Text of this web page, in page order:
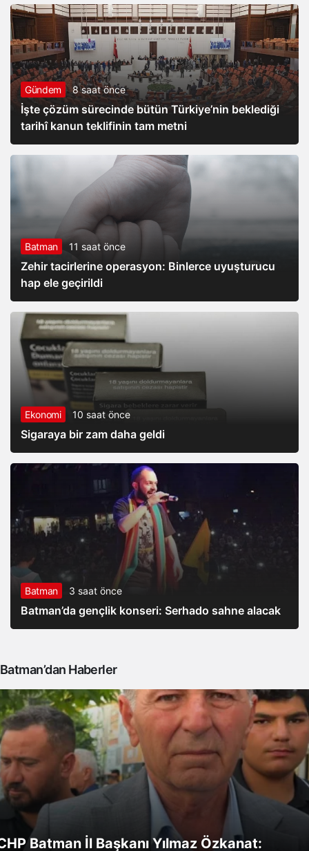
Gündem 8 saat önce
İşte çözüm sürecinde bütün Türkiye’nin beklediği
tarihî kanun teklifinin tam metni
Batman 11 saat önce
Zehir tacirlerine operasyon: Binlerce uyuşturucu
hap ele geçirildi
Ekonomi 10 saat önce
Sigaraya bir zam daha geldi
Batman 3 saat önce
Batman’da gençlik konseri: Serhado sahne alacak
Batman’dan Haberler
Batman İl Başkanı Yılmaz Özkanat: